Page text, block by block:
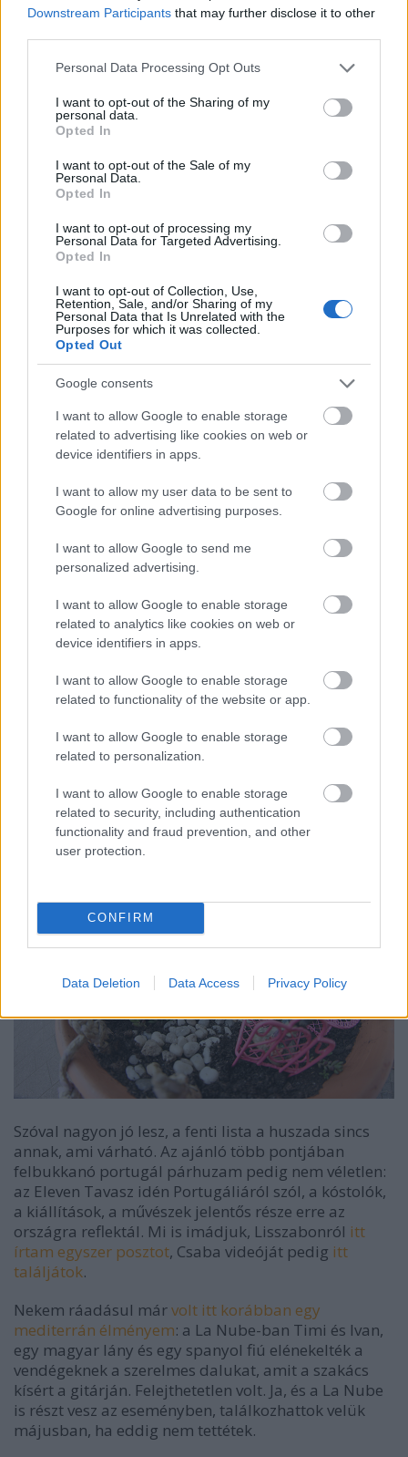
Downstream Participants that may further disclose it to other
Please note that this website/app uses one or more Google
not limited to your visit or usage behaviour. You may click to
grant or deny consent to Google and its third-party tags to
use your data for below specified purposes in below Google
consent section.
Personal Data Processing Opt Outs
I want to opt-out of the Sharing of my
personal data.
Opted In
I want to opt-out of the Sale of my
Personal Data.
Opted In
I want to opt-out of processing my
Personal Data for Targeted Advertising.
Opted In
I want to opt-out of Collection, Use,
Retention, Sale, and/or Sharing of my
Personal Data that Is Unrelated with the
Purposes for which it was collected.
Opted Out
Google consents
I want to allow Google to enable storage
related to advertising like cookies on web or
device identifiers in apps.
I want to allow my user data to be sent to
Google for online advertising purposes.
I want to allow Google to send me
personalized advertising.
I want to allow Google to enable storage
related to analytics like cookies on web or
device identifiers in apps.
I want to allow Google to enable storage
related to functionality of the website or app.
I want to allow Google to enable storage
related to personalization.
I want to allow Google to enable storage
related to security, including authentication
functionality and fraud prevention, and other
user protection.
CONFIRM
Data Deletion Data Access Privacy Policy
Fotó: Stiglincz Gábor
Meg persze egy rakás kiállítás, koncert, workshop és
). 11 neves művész
vállalkozik majd arra például, hogy a Bartók Béla
Boulevard valamennyi portáját annak
szellemiségéhez, hangulatához igazodva feldobja
egy eredetileg oda nem illő tárggyal, így feldíszítve,
meghökkentővé változtatva az egész utcaképet. A
Gellért Szálló dísztermében egy design aukción
később elárverezik a kiállított tárgyakat, a bevételt
jótékony célra ajánlják fel.
De lesz más játékos, mindenki számára látható
meglepetés. Diákcsapatok ugyanis miniatűr kerteket
örökbe egy kiskertet” kreatív alkotói pályázatra több
mint 50 iskolás csapat jelentkezett, végül 37 alkotás
már most folyamatosan készülnek, és kerülnek ki a
helyükre.
Szóval nagyon jó lesz, a fenti lista a huszada sincs
annak, ami várható. Az ajánló több pontjában
felbukkanó portugál párhuzam pedig nem véletlen:
az Eleven Tavasz idén Portugáliáról szól, a kóstolók,
a kiállítások, a művészek jelentős része erre az
országra reflektál. Mi is imádjuk, Lisszabonról itt
írtam egyszer posztot, Csaba videóját pedig itt
találjátok.
Nekem ráadásul márvolt itt korábban egy
mediterrán élményem: a La Nube-ban Timi és Ivan,
egy magyar lány és egy spanyol fiú elénekelték a
vendégeknek a szerelmes dalukat, amit a szakács
kísért a gitárján. Felejthetetlen volt. Ja, és a La Nube
is részt vesz az eseményben, találkozhattok velük
májusban, ha eddig nem tettétek.